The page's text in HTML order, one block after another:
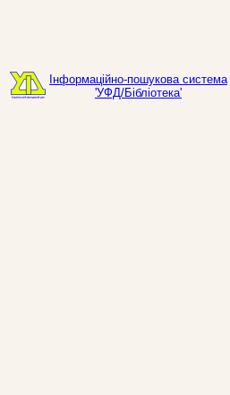
Інформаційно-пошукова система
'УФД/Бібліотека'